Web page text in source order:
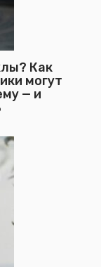
Как
могут
— и